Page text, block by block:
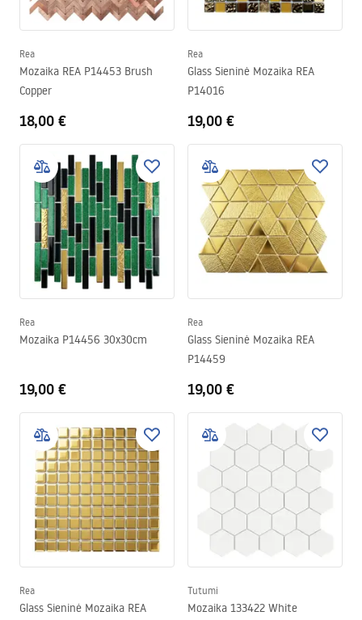
Rea
Mozaika REA P14453 Brush
Copper
18,00 €
Rea
Glass Sieninė Mozaika REA
P14016
19,00 €
Rea
Mozaika P14456 30x30cm
19,00 €
Rea
Glass Sieninė Mozaika REA
P14459
19,00 €
Rea
Glass Sieninė Mozaika REA
Tutumi
Mozaika 133422 White